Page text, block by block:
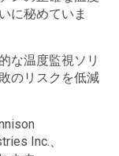
に秘めていま
な温度監視ソリ
のリスクを低減
Inc.、